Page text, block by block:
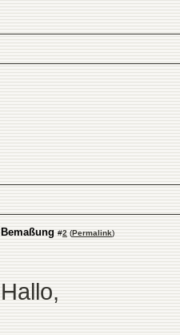
Bemaßung #2 (Permalink)
Hallo,